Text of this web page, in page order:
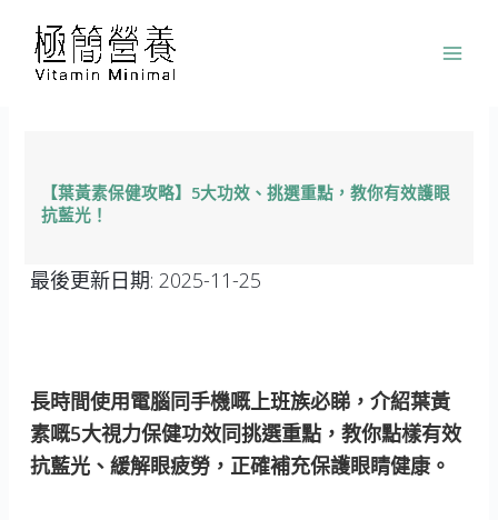
【葉黃素保健攻略】5大功效、挑選重點，教你有效護眼
抗藍光！
最後更新日期: 2025-11-25
長時間使用電腦同手機嘅上班族必睇，介紹葉黃
素嘅5大視力保健功效同挑選重點，教你點樣有效
抗藍光、緩解眼疲勞，正確補充保護眼睛健康。